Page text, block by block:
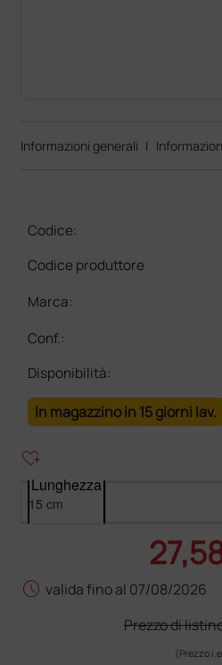
Informazioni generali |
Codice:
Codice produttore
Marca:
Conf.:
Disponibilità:
In magazzino in 15 giorni lav.
heart_plus
Lunghezza
schedule valida fino al 07/08/2026
Prezzo di
(Prezzo